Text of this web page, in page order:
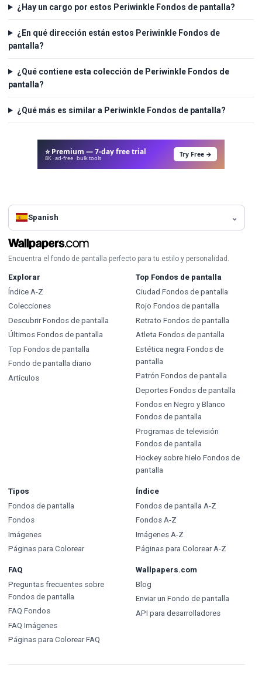
¿Hay un cargo por estos Periwinkle Fondos de pantalla?
¿En qué dirección están estos Periwinkle Fondos de
pantalla?
¿Qué contiene esta colección de Periwinkle Fondos de
pantalla?
¿Qué más es similar a Periwinkle Fondos de pantalla?
⭐ Premium — 7-day free trial
8K · ad-free · bulk tools Try Free →
Spanish
Encuentra el fondo de pantalla perfecto para tu estilo y personalidad.
Explorar
Índice A-Z
Colecciones
Descubrir Fondos de pantalla
Últimos Fondos de pantalla
Top Fondos de pantalla
Fondo de pantalla diario
Artículos
Top Fondos de pantalla
Ciudad Fondos de pantalla
Rojo Fondos de pantalla
Retrato Fondos de pantalla
Atleta Fondos de pantalla
Estética negra Fondos de
pantalla
Patrón Fondos de pantalla
Deportes Fondos de pantalla
Fondos en Negro y Blanco
Fondos de pantalla
Programas de televisión
Fondos de pantalla
Hockey sobre hielo Fondos de
pantalla
Tipos
Fondos de pantalla
Fondos
Imágenes
Páginas para Colorear
Índice
Fondos de pantalla A-Z
Fondos A-Z
Imágenes A-Z
Páginas para Colorear A-Z
FAQ
Preguntas frecuentes sobre
Fondos de pantalla
FAQ Fondos
FAQ Imágenes
Páginas para Colorear FAQ
Wallpapers.com
Blog
Enviar un Fondo de pantalla
API para desarrolladores